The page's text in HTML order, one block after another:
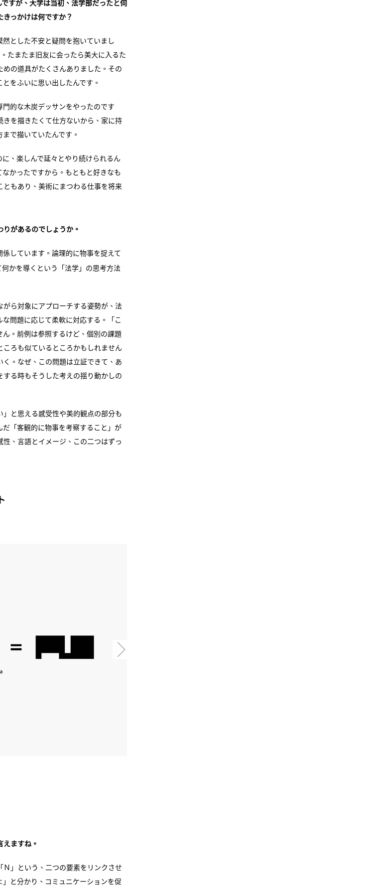
すが、大学は当初、法学部だったと伺
っかけは何ですか？
とした不安と疑問を抱いていまし
たまたま旧友に会ったら美大に入るた
の道具がたくさんありました。その
をふいに思い出したんです。
的な木炭デッサンをやったのです
を描きたくて仕方ないから、家に持
で描いていたんです。
、楽しんで延々とやり続けられるん
かったですから。もともと好きなも
もあり、美術にまつわる仕事を将来
があるのでしょうか。
しています。論理的に物事を捉えて
かを導くという「法学」の思考方法
ら対象にアプローチする姿勢が、法
問題に応じて柔軟に対応する。「こ
。前例は参照するけど、個別の課題
ろも似ているところかもしれません
。なぜ、この問題は立証できて、あ
る時もそうした考えの揺り動かしの
と思える感受性や美的観点の部分も
「客観的に物事を考察すること」が
、言語とイメージ、この二つはずっ
ますね。
」という、二つの要素をリンクさせ
と分かり、コミュニケーションを促